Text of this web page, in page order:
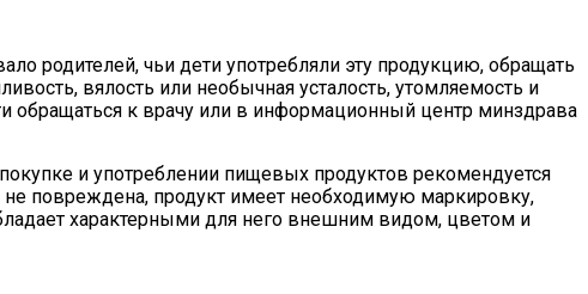
родителей, чьи дети употребляли эту продукцию, обращать
вялость или необычная усталость, утомляемость и
обращаться к врачу или в информационный центр минздрава
и употреблении пищевых продуктов рекомендуется
не повреждена, продукт имеет необходимую маркировку,
характерными для него внешним видом, цветом и